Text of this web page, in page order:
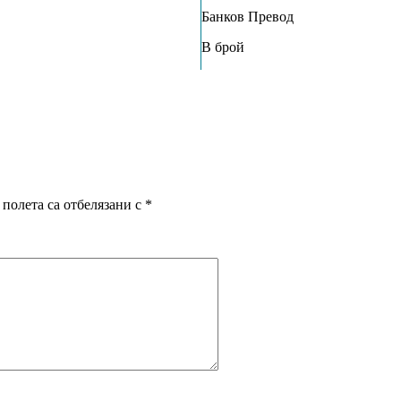
Банков Превод
В брой
са отбелязани с *